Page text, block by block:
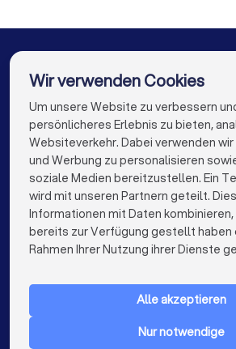
Stuckateure in Frankfurt am
Stuckateure in
Stuckateure in
Stuckateure in Dortmund
Stuckateure in Bremen
Stuckateure in Dresden
Stuckateure in Bochum
Stuckateure in Bielefeld
Die besten Unternehmen für Sie
info@trustlocal.de
FÜR PRIVATPERSONEN
Wir verwenden Cookies
Um unsere Website zu verbessern
persönlicheres Erlebnis zu bieten,
Websiteverkehr. Dabei verwenden
und Werbung zu personalisieren
soziale Medien bereitzustellen. Ein
wird mit unseren Partnern geteilt.
Informationen mit Daten kombinieren,
bereits zur Verfügung gestellt haben
Rahmen Ihrer Nutzung ihrer Dienste
Alle akzeptieren
Nur notwendige